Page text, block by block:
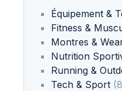
Équipement &
Fitness &
Montres &
Nutrition
Running &
Tech & Sport